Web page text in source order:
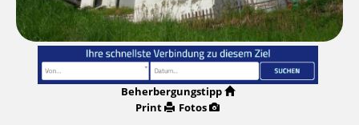
Beherbergungstipp
Print
Fotos